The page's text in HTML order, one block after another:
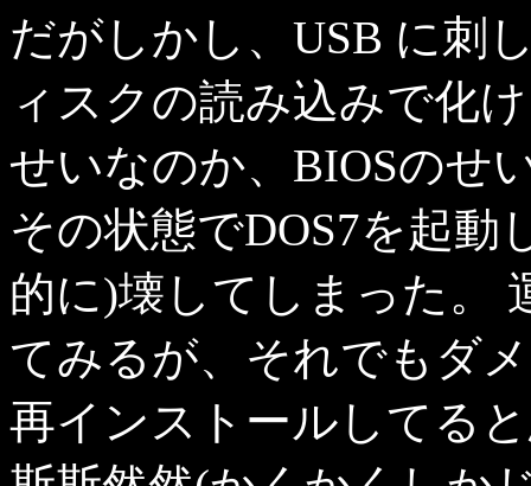
だがしかし、USB に刺
ィスクの読み込みで化
せいなのか、BIOSのせ
その状態でDOS7を起
的に)壊してしまった。
てみるが、それでもダ
再インストールしてる